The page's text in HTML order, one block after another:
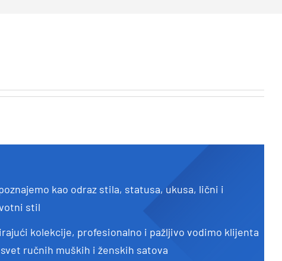
kao odraz stila, statusa, ukusa, lični i
stil
kolekcije, profesionalno i pažljivo vodimo klijenta
ručnih muških i ženskih satova